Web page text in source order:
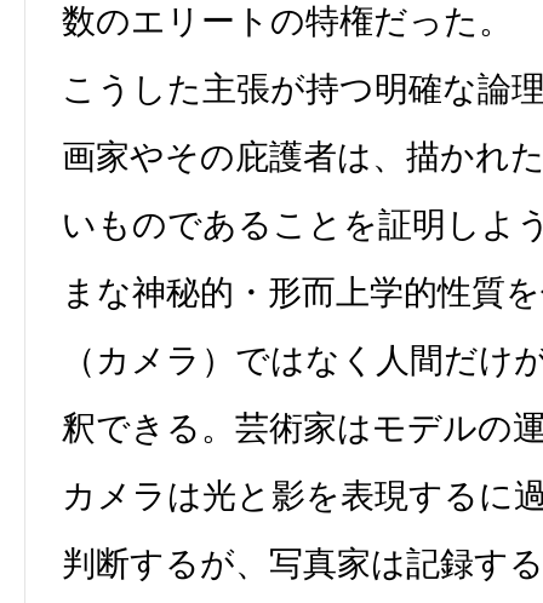
数のエリートの特権だった。
こうした主張が持つ明確な論
画家やその庇護者は、描かれ
いものであることを証明しよ
まな神秘的・形而上学的性質
（カメラ）ではなく人間だけ
釈できる。芸術家はモデルの
カメラは光と影を表現するに
判断するが、写真家は記録す